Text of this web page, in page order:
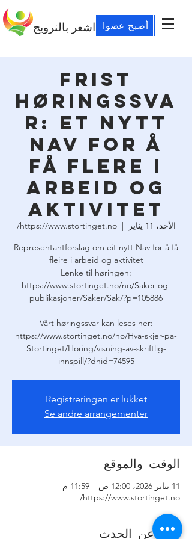
اشعر بالنرويج أصبح عضوا
Frist
høringssva
r: et nytt
Nav for å
få flere i
arbeid og
aktivitet
الأحد، 11 يناير
  |
https://www.stortinget.no/
Representantforslag om eit nytt Nav for å få
Lenke til høringen:
https://www.stortinget.no/no/Saker-og-
Vårt høringssvar kan leses her:
https://www.stortinget.no/no/Hva-skjer-pa-
Stortinget/Horing/visning-av-skriftlig-
innspill/?dnid=74595
Registreringen er lukket
Se andre arrangementer
الوقت والموقع
11 يناير 2026، 12:00 ص – 11:59 م
https://www.stortinget.no/
نبذة عن الحدث